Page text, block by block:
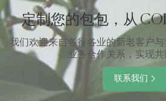
定制您的包包，从
我们欢迎来自各行各业的新老客户
业务合作关系，实现共
联系我们